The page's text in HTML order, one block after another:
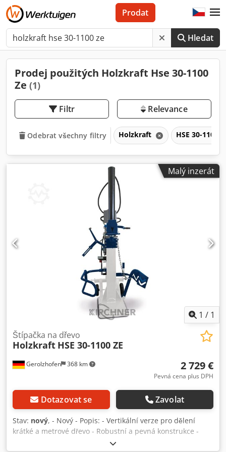
Hledat
Prodat
Prodej použitých Holzkraft Hse 30-1100
Ze (1)
Filtr Relevance
Odebrat všechny filtry Holzkraft HSE 30-1100
Malý inzerát
1 / 1
Gerolzhofen 368 km
Štípačka na dřevo
Holzkraft HSE 30-1100 ZE
2 729 €
Pevná cena plus DPH
Dotazovat se Zavolat
Stav: nový, - Nový - Popis: - Vertikální verze pro dělení
krátké a metrové dřevo - Robustní a pevná konstrukce -
Odolnost proti nárazu a poškrábání díky vysoce kvalitnímu